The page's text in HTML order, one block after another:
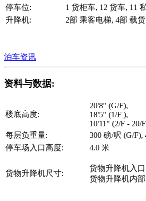
停车位:
1 货柜车, 12 货车, 11
升降机:
2部 乘客电梯, 4部 载
泊车资讯
资料与数据:
楼底高度:
20'8" (G/F),
18'5" (1/F ),
10'11" (2/F - 20/
每层负重量:
300 磅/呎 (G/F),
停车场入口高度:
4.0 米
货物升降机尺寸:
货物升降机入
货物升降机内